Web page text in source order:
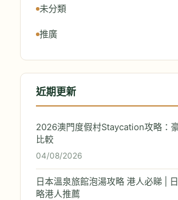
未分類
推廣
近期更新
2026澳門度假村Staycation攻略：
比較
04/08/2026
日本溫泉旅館泡湯攻略 港人必睇 |
略港人推薦